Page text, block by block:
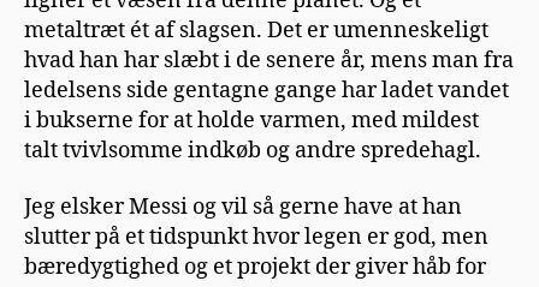
metaltræt ét af slagsen. Det er umenneskeligt
hvad han har slæbt i de senere år, mens man fra
ledelsens side gentagne gange har ladet vandet
i bukserne for at holde varmen, med mildest
talt tvivlsomme indkøb og andre spredehagl.
Jeg elsker Messi og vil så gerne have at han
slutter på et tidspunkt hvor legen er god, men
bæredygtighed og et projekt der giver håb for